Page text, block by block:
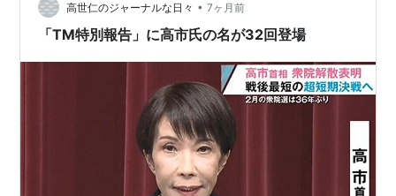
高世仁のジャーナルな日々 • 7ヶ月前
「TM特別報告」に高市氏の名が32回登場